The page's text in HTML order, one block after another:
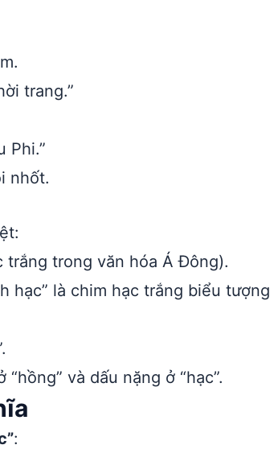
trang.”
Phi.”
nhốt.
trắng trong văn hóa Á Đông).
hạc” là chim hạc trắng biểu tượng
và dấu nặng ở “hạc”.
: